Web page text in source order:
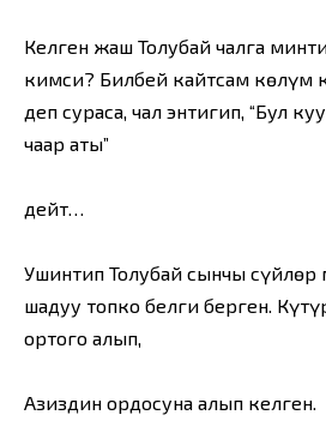
Келген жаш Толубай чалга
кимсиң? Билбей кайтсам көңлүм
деп сураса, чал энтигип, “Бул
чаар аты”
дейт…
Ушинтип Толубай сынчы
шаңдуу топко белги берген.
ортого алып,
Азиздин ордосуна алып келген.